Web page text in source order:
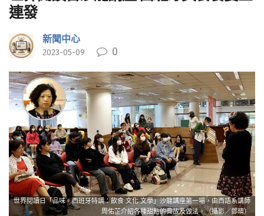
連發
新聞中心
2023-05-09 0
世界閱讀日「品味。西班牙特調：飲食 文化 文學」沙龍講座第一場，由西語系講師
周佑芷介紹各種甜點的典故及做法。（攝影／鄧晴）